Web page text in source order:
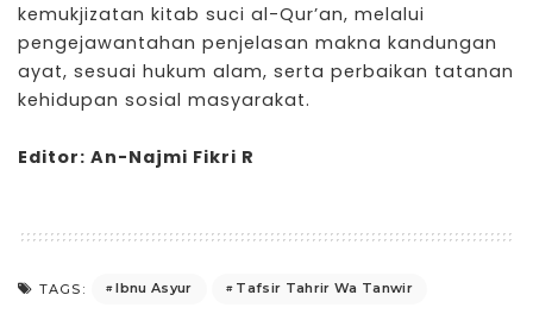
kemukjizatan kitab suci al-Qur’an, melalui
pengejawantahan penjelasan makna kandungan
ayat, sesuai hukum alam, serta perbaikan tatanan
kehidupan sosial masyarakat.
Editor: An-Najmi Fikri R
TAGS: Ibnu Asyur Tafsir Tahrir Wa Tanwir